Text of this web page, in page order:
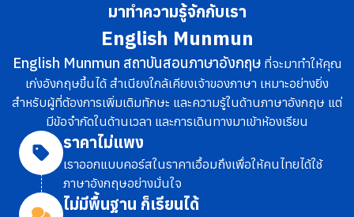
มาทำความรู้จักกับเรา
English Munmun
English Munmun สถาบันสอนภาษาอังกฤษ ที่จะมาทำให้คุณ
เก่งอังกฤษขึ้นได้ สำเนียงใกล้เคียงเจ้าของภาษา เหมาะอย่างยิ่ง
สำหรับผู้ที่ต้องการเพิ่มเติมทักษะ และความรู้ในด้านภาษาอังกฤษ แต่
มีข้อจำกัดในด้านเวลา และการเดินทางมาเข้าห้องเรียน
ราคาไม่แพง
เราออกแบบคอร์สในราคาเอื้อมถึงเพื่อให้คนไทยได้ใช้
ภาษาอังกฤษอย่างมั่นใจ
ไม่มีพื้นฐาน ก็เรียนได้